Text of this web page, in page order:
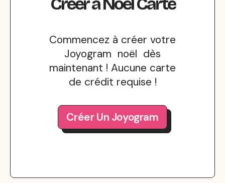
Commencez à créer votre
Joyogram noël dès
maintenant ! Aucune carte
de crédit requise !
Créer Un Joyogram